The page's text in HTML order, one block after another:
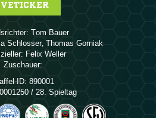
 
,  
 
Zuschauer:
ID: 890001
/ 28. Spieltag